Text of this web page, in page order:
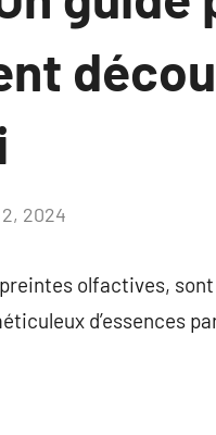
2024
olfactives,
d’essences